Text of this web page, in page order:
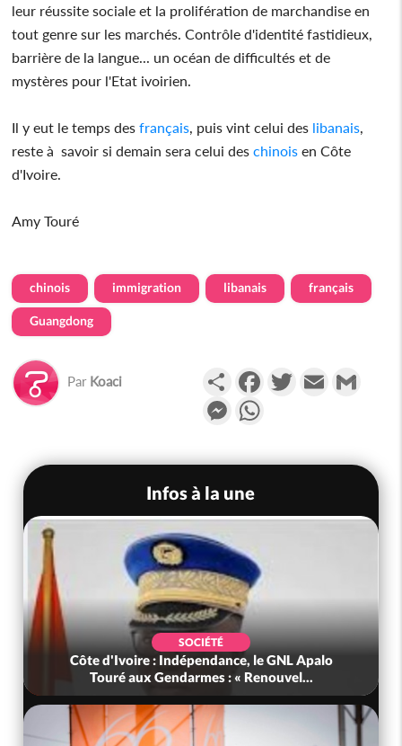
leur réussite sociale et la prolifération de marchandise en
tout genre sur les marchés. Contrôle d'identité fastidieux,
barrière de la langue... un océan de difficultés et de
mystères pour l'Etat ivoirien.
Il y eut le temps desfrançais , puis vint celui des libanais
reste à savoir si demain sera celui deschinois en Côte
d'Ivoire.
Amy Touré
chinois immigration libanais français
Guangdong
Par Koaci PartagerFacebookTwitterEmail
Messenger
Infos à la une
SOCIÉTÉ
Côte d'Ivoire : L'arnaque au Mobile Money par
liens frauduleux se répand ac...